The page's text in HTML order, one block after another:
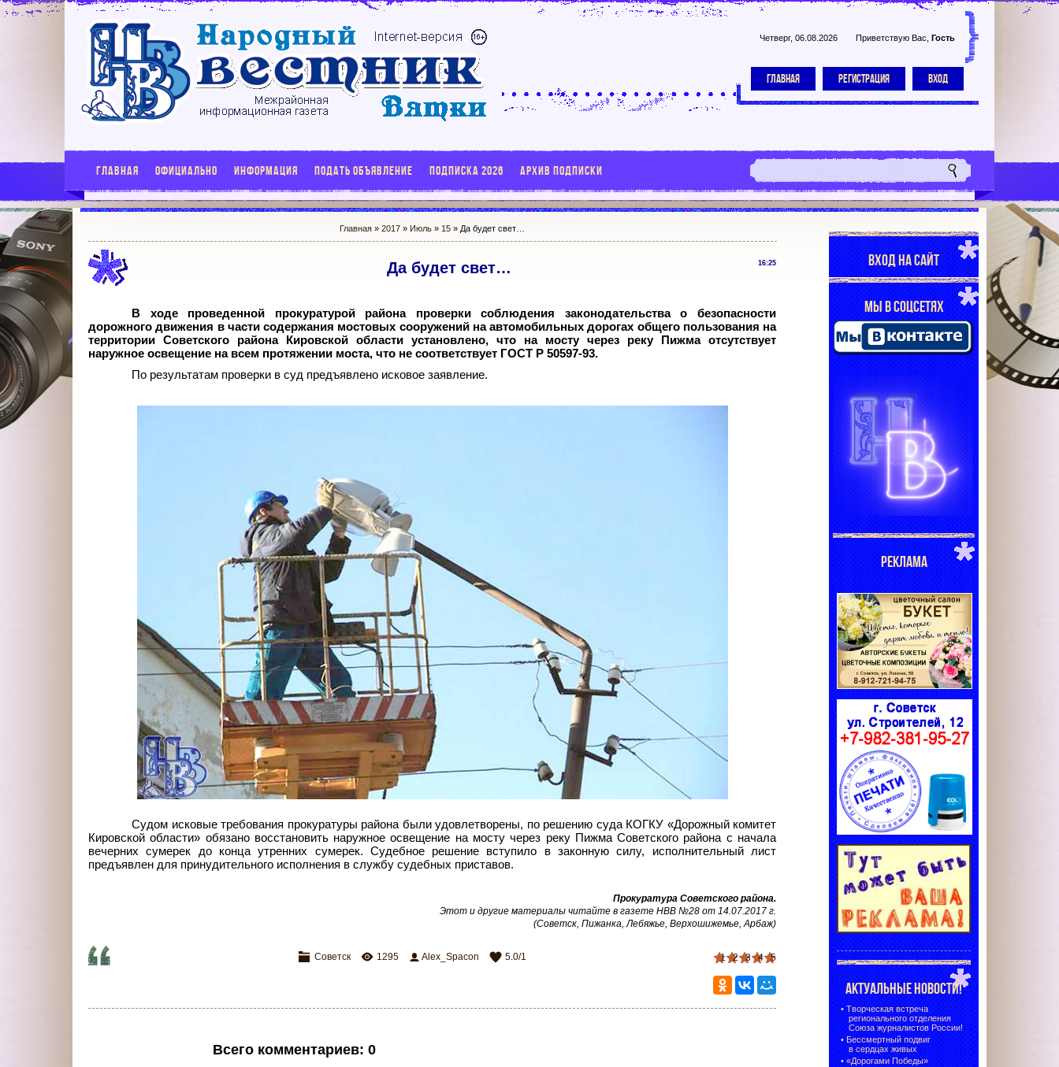
Четверг, 06.08.2026 Приветствую Вас Гость
ГЛАВНАЯ РЕГИСТРАЦИЯ ВХОД
ГЛАВНАЯ ОФИЦИАЛЬНО ИНФОРМАЦИЯ ПОДАТЬ ОБЪЯВЛЕНИЕ ПОДПИСКА 2026 АРХИВ ПОДПИСКИ
Главная »2017 » Июль » 15 » Да будет свет…
16:25
Да будет свет…
В ходе проведенной прокуратурой района проверки соблюдения законодательства о безопасности
дорожного движения в части содержания мостовых сооружений на автомобильных дорогах общего пользования на
территории Советского района Кировской области установлено, что на мосту через реку Пижма отсутствует
наружное освещение на всем протяжении моста, что не соответствует ГОСТ Р 50597-93.
По результатам проверки в суд предъявлено исковое заявление.
Судом исковые требования прокуратуры района были удовлетворены, по решению суда КОГКУ «Дорожный комитет
Кировской области» обязано восстановить наружное освещение на мосту через реку Пижма Советского района с начала
вечерних сумерек до конца утренних сумерек. Судебное решение вступило в законную силу, исполнительный лист
предъявлен для принудительного исполнения в службу судебных приставов.
Прокуратура Советского района.
Этот и другие материалы читайте в газете НВВ №28 от 14.07.2017 г.
(Советск, Пижанка, Лебяжье, Верхошижемье, Арбаж)
1 2 3 4 5
Советск 1295 Alex_Spacon 5.0/1
Всего комментариев: 0
ВХОД НА САЙТ
МЫ В СОЦСЕТЯХ
РЕКЛАМА
АКТУАЛЬНЫЕ НОВОСТИ!
• Творческая встреча
регионального отделения
Союза журналистов России!
• Бессмертный подвиг
в сердцах живых
• «Дорогами Победы»